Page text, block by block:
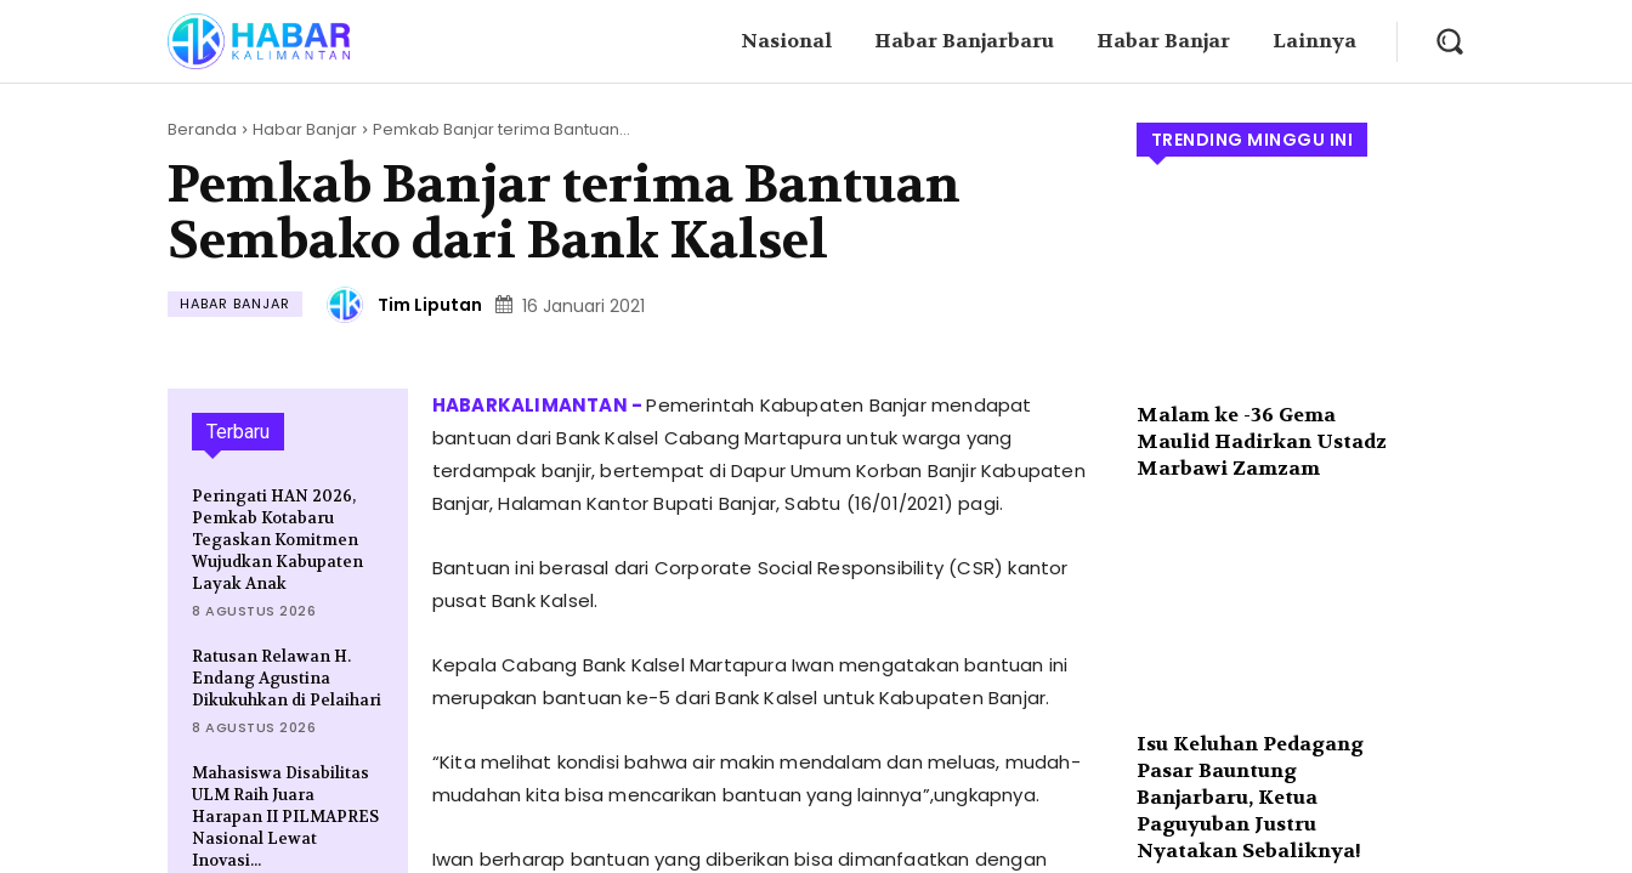
Nasional Habar Banjarbaru Habar Banjar Lainnya
Beranda Habar Banjar Pemkab Banjar terima Bantuan...
Pemkab Banjar terima Bantuan
Sembako dari Bank Kalsel
HABAR BANJAR Tim Liputan 16 Januari 2021
Terbaru
Peringati HAN 2026,
Pemkab Kotabaru
Tegaskan Komitmen
Wujudkan Kabupaten
Layak Anak
8 AGUSTUS 2026
Ratusan Relawan H.
Endang Agustina
Dikukuhkan di Pelaihari
8 AGUSTUS 2026
Mahasiswa Disabilitas
ULM Raih Juara
Harapan II PILMAPRES
Nasional Lewat
Inovasi...
Pemerintah Kabupaten Banjar mendapat
bantuan dari Bank Kalsel Cabang Martapura untuk warga yang
terdampak banjir, bertempat di Dapur Umum Korban Banjir Kabupaten
Banjar, Halaman Kantor Bupati Banjar, Sabtu (16/01/2021) pagi.
Bantuan ini berasal dari Corporate Social Responsibility (CSR) kantor
pusat Bank Kalsel.
Kepala Cabang Bank Kalsel Martapura Iwan mengatakan bantuan ini
merupakan bantuan ke-5 dari Bank Kalsel untuk Kabupaten Banjar.
“Kita melihat kondisi bahwa air makin mendalam dan meluas, mudah-
mudahan kita bisa mencarikan bantuan yang lainnya”,ungkapnya.
Iwan berharap bantuan yang diberikan bisa dimanfaatkan dengan
TRENDING MINGGU INI
Malam ke -36 Gema
Maulid Hadirkan Ustadz
Marbawi Zamzam
Isu Keluhan Pedagang
Pasar Bauntung
Banjarbaru, Ketua
Paguyuban Justru
Nyatakan Sebaliknya!